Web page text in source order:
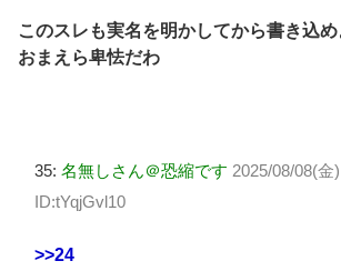
このスレも実名を明かしてから書き込
おまえら卑怯だわ
35: 名無しさん＠恐縮です 2025/08/08(金
ID:tYqjGvl10
>>24